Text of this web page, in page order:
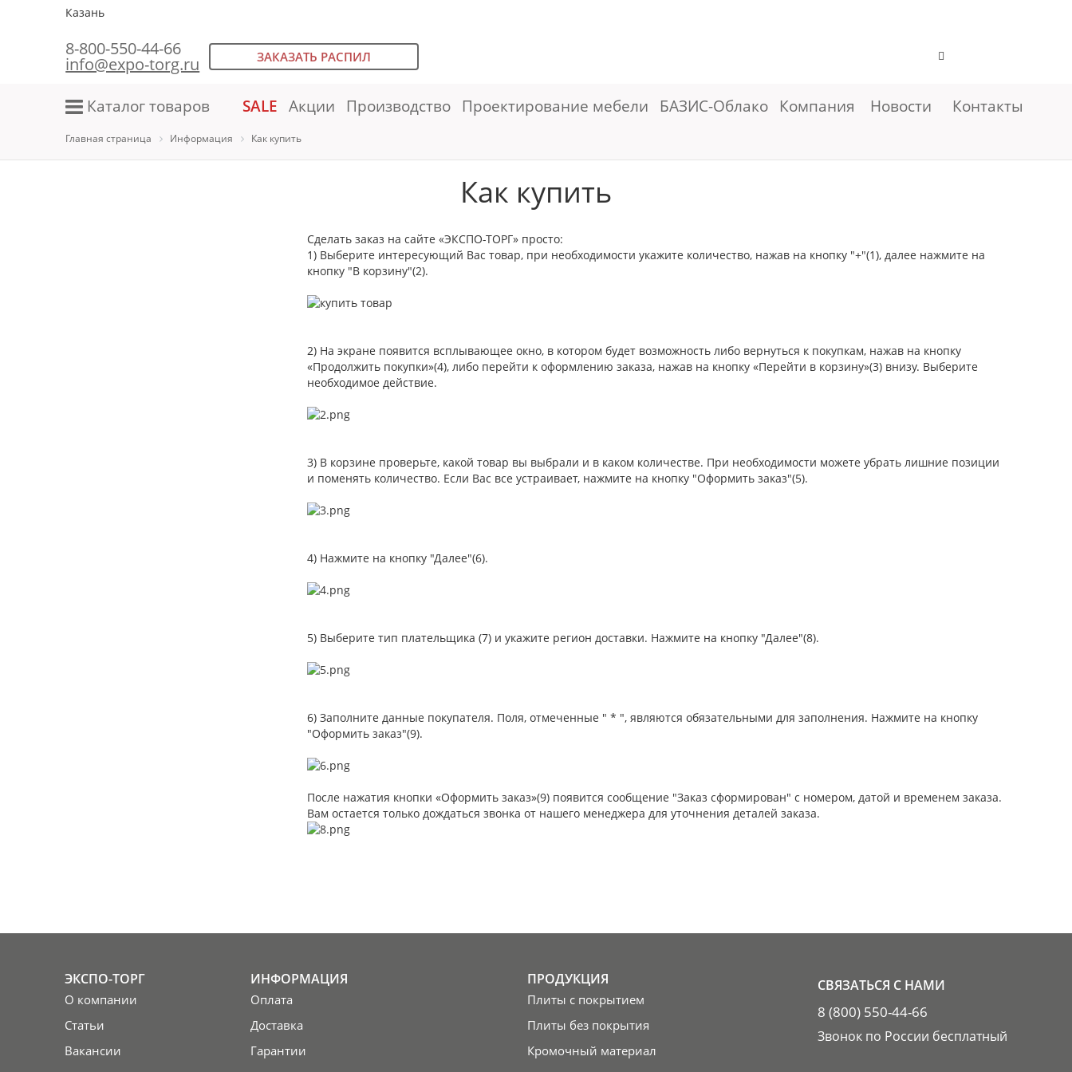
Казань
8-800-550-44-66
info@expo-torg.ru ЗАКАЗАТЬ РАСПИЛ
Каталог товаров SALE Акции Производство Проектирование мебели БАЗИС-Облако Компания Новости Контакты
Главная страница Информация Как купить
Как купить
Сделать заказ на сайте «ЭКСПО-ТОРГ» просто:
1) Выберите интересующий Вас товар, при необходимости укажите количество, нажав на кнопку "+"(1), далее нажмите на
кнопку "В корзину"(2).
2) На экране появится всплывающее окно, в котором будет возможность либо вернуться к покупкам, нажав на кнопку
«Продолжить покупки»(4), либо перейти к оформлению заказа, нажав на кнопку «Перейти в корзину»(3) внизу. Выберите
необходимое действие.
3) В корзине проверьте, какой товар вы выбрали и в каком количестве. При необходимости можете убрать лишние позиции
и поменять количество. Если Вас все устраивает, нажмите на кнопку "Оформить заказ"(5).
4) Нажмите на кнопку "Далее"(6).
5) Выберите тип плательщика (7) и укажите регион доставки. Нажмите на кнопку "Далее"(8).
6) Заполните данные покупателя. Поля, отмеченные " * ", являются обязательными для заполнения. Нажмите на кнопку
"Оформить заказ"(9).
После нажатия кнопки «Оформить заказ»(9) появится сообщение "Заказ сформирован" с номером, датой и временем заказа.
Вам остается только дождаться звонка от нашего менеджера для уточнения деталей заказа.
ЭКСПО-ТОРГ
О компании
Статьи
Вакансии
ИНФОРМАЦИЯ
Оплата
Доставка
Гарантии
ПРОДУКЦИЯ
Плиты с покрытием
Плиты без покрытия
Кромочный материал
СВЯЗАТЬСЯ С НАМИ
8 (800) 550-44-66
Звонок по России бесплатный